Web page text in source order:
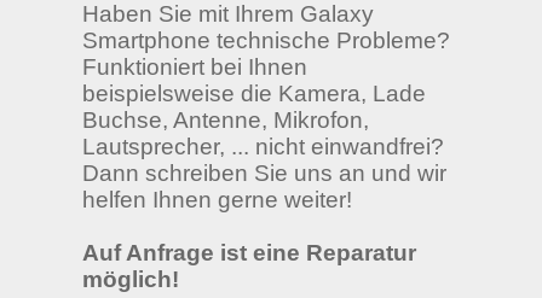
Haben Sie mit Ihrem Galaxy
Smartphone technische Probleme?
Funktioniert bei Ihnen
beispielsweise die Kamera, Lade
Buchse, Antenne, Mikrofon,
Lautsprecher, ... nicht einwandfrei?
Dann schreiben Sie uns an und wir
helfen Ihnen gerne weiter!
Auf Anfrage ist eine Reparatur
möglich!